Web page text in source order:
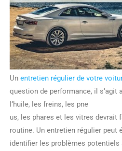
Un entretien régulier de votre
question de performance, il s’agit
l’huile, les freins, les pne
us, les phares et les vitres devrait
routine. Un entretien régulier peut
identifier les problèmes potentiels